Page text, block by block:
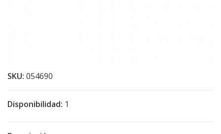
SKU: 054690
Disponibilidad: 1